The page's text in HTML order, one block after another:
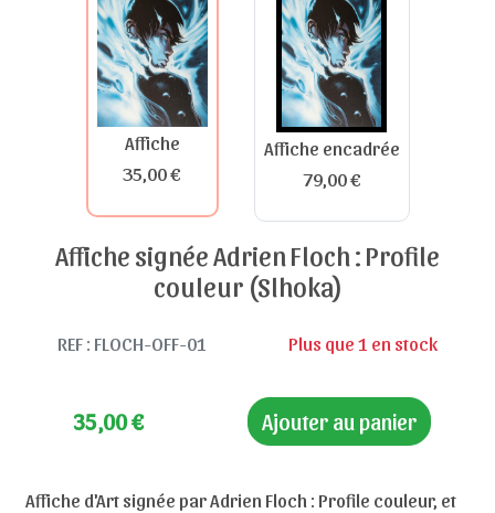
Affiche
35,00 €
Affiche encadrée
79,00 €
Affiche signée Adrien Floch : Profile
couleur (Slhoka)
REF : FLOCH-OFF-01 Plus que 1 en stock
35,00€ Ajouter au panier
Affiche d'Art signée par Adrien Floch : Profile couleur, et